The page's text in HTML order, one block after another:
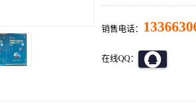
销售电话：
在线QQ：